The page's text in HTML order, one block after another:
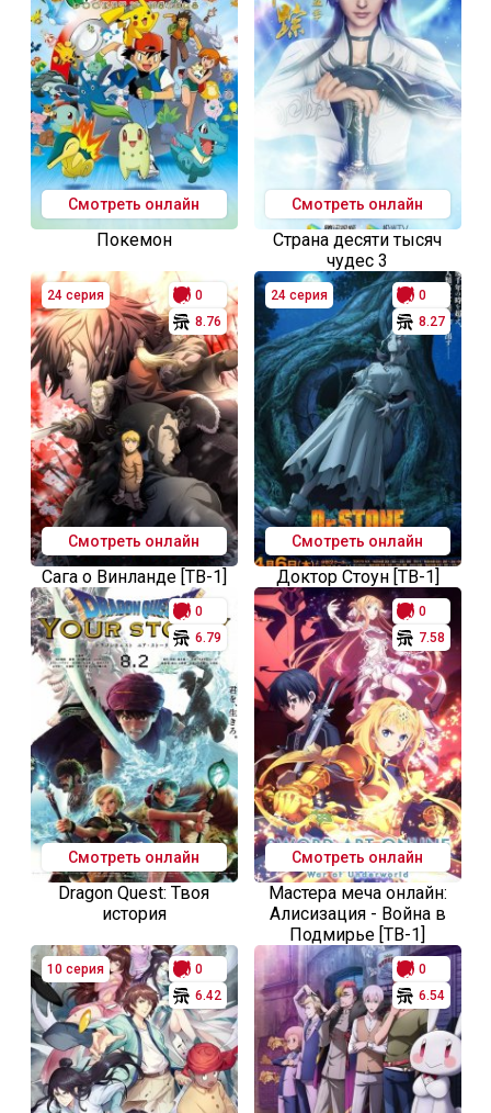
Смотреть онлайн
Покемон
Смотреть онлайн
Страна десяти тысяч
чудес 3
24 серия
0
8.76
Смотреть онлайн
Сага о Винланде [ТВ-1]
24 серия
0
8.27
Смотреть онлайн
Доктор Стоун [ТВ-1]
0
6.79
Смотреть онлайн
Dragon Quest: Твоя
история
0
7.58
Смотреть онлайн
Мастера меча онлайн:
Алисизация - Война в
Подмирье [ТВ-1]
10 серия
0
6.42
0
6.54